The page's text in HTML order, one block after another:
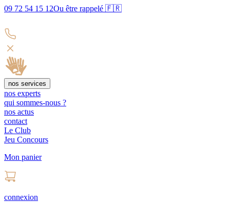
09 72 54 15 12Ou être rappelé 🇫🇷
nos services
nos experts
qui sommes-nous ?
nos actus
contact
Le Club
Jeu Concours
Mon panier
connexion